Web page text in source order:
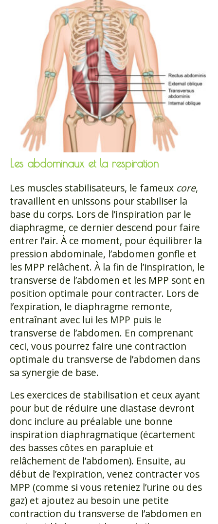
Les abdominaux et la respiration
Les muscles stabilisateurs, le fameux core,
travaillent en unissons pour stabiliser la
base du corps. Lors de l’inspiration par le
diaphragme, ce dernier descend pour faire
entrer l’air. À ce moment, pour équilibrer la
pression abdominale, l’abdomen gonfle et
les MPP relâchent. À la fin de l’inspiration, le
transverse de l’abdomen et les MPP sont en
position optimale pour contracter. Lors de
l’expiration, le diaphragme remonte,
entraînant avec lui les MPP puis le
transverse de l’abdomen. En comprenant
ceci, vous pourrez faire une contraction
optimale du transverse de l’abdomen dans
sa synergie de base.
Les exercices de stabilisation et ceux ayant
pour but de réduire une diastase devront
donc inclure au préalable une bonne
inspiration diaphragmatique (écartement
des basses côtes en parapluie et
relâchement de l’abdomen). Ensuite, au
début de l’expiration, venez contracter vos
MPP (comme si vous reteniez l’urine ou des
gaz) et ajoutez au besoin une petite
contraction du transverse de l’abdomen en